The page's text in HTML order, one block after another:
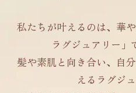
私たちが叶えるのは、華
ラグジュアリー」
髪や素肌と向き合い、自
えるラグジ